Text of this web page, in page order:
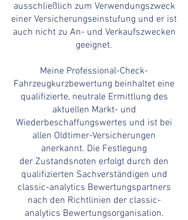
ausschließlich zum Verwendungszweck
einer Versicherungseinstufung und er ist
auch nicht zu An- und Verkaufszwecken
geeignet.
Meine Professional-Check-
Fahrzeugkurzbewertung beinhaltet eine
qualifizierte, neutrale Ermittlung des
aktuellen Markt- und
Wiederbeschaffungswertes und ist bei
allen Oldtimer-Versicherungen
anerkannt. Die Festlegung
der Zustandsnoten erfolgt durch den
qualifizierten Sachverständigen und
classic-analytics Bewertungspartners
nach den Richtlinien der classic-
analytics Bewertungsorganisation.